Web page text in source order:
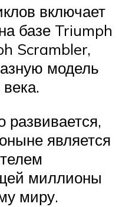
включает
базе Triumph
Scrambler,
модель
развивается,
является
миллионы
миру.